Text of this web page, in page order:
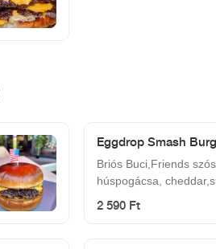
Eggdrop Smash
Briós Buci,Friends
húspogácsa,
2 590 Ft